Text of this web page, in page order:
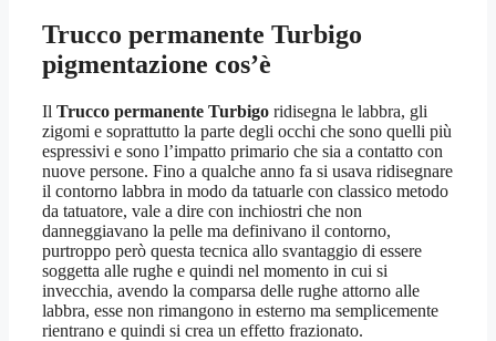
Trucco permanente Turbigo
pigmentazione cos’è
Il Trucco permanente Turbigo ridisegna le labbra, gli
zigomi e soprattutto la parte degli occhi che sono quelli più
espressivi e sono l’impatto primario che sia a contatto con
nuove persone. Fino a qualche anno fa si usava ridisegnare
il contorno labbra in modo da tatuarle con classico metodo
da tatuatore, vale a dire con inchiostri che non
danneggiavano la pelle ma definivano il contorno,
purtroppo però questa tecnica allo svantaggio di essere
soggetta alle rughe e quindi nel momento in cui si
invecchia, avendo la comparsa delle rughe attorno alle
labbra, esse non rimangono in esterno ma semplicemente
rientrano e quindi si crea un effetto frazionato.